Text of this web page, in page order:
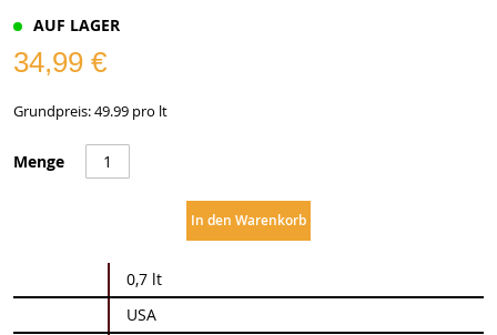
AUF LAGER
34,99 €
Grundpreis: 49.99 pro lt
Menge
In den Warenkorb
Informationen
0,7 lt
USA